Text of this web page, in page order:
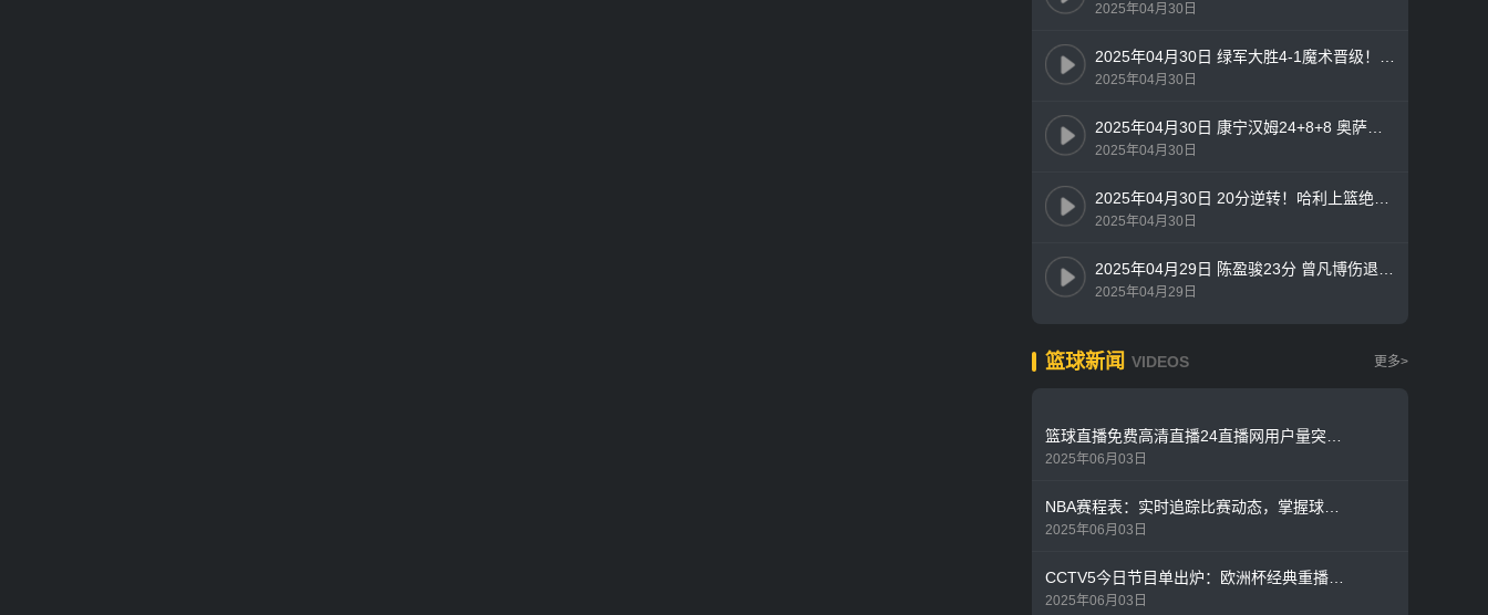
2025年04月30日
2025年04月30日 绿军大胜4-1魔术晋级！双探花58分 小瓦25分 班凯罗19+9
2025年04月30日
2025年04月30日 康宁汉姆24+8+8 奥萨尔22+7 布伦森失准16中4 活塞力克尼克斯
2025年04月30日
2025年04月30日 20分逆转！哈利上篮绝杀 字母哥30+20+13 步行者加时4-1雄鹿
2025年04月30日
2025年04月29日 陈盈骏23分 曾凡博伤退 周琦15分&14罚7中 北京客场2-0山西拿赛点
2025年04月29日
篮球新闻 VIDEOS 更多>
篮球直播免费高清直播24直播网用户量突破800万 技术团队升级服务器应对季后赛流量高峰
2025年06月03日
NBA赛程表：实时追踪比赛动态，掌握球队对阵时间
2025年06月03日
CCTV5今日节目单出炉：欧洲杯经典重播+奥运前瞻特别节目
2025年06月03日